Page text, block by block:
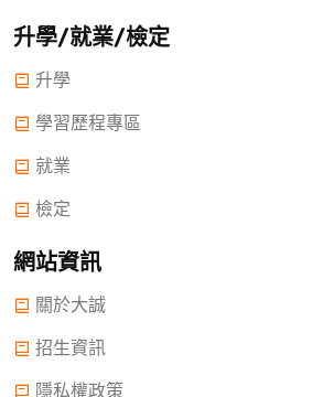
升學/就業/檢定
升學
學習歷程專區
就業
檢定
網站資訊
關於大誠
招生資訊
隱私權政策